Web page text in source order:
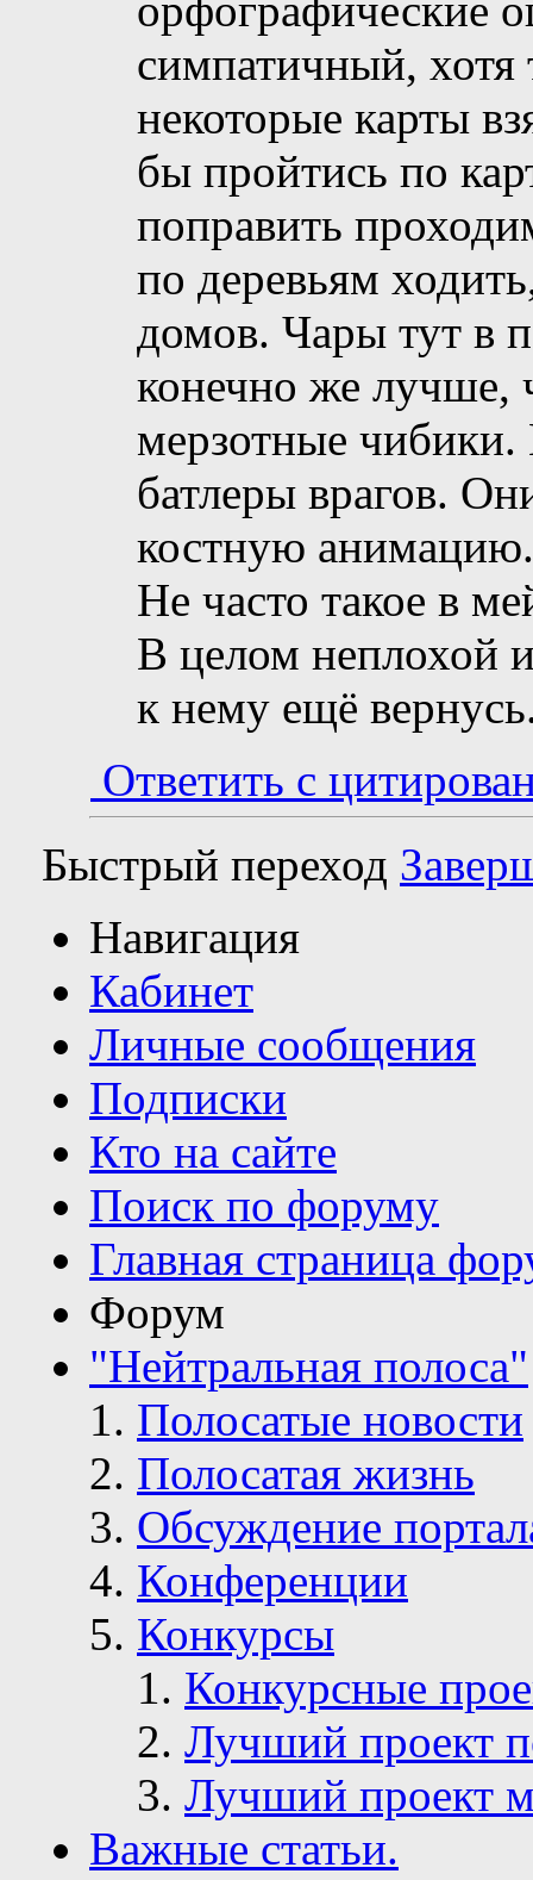
симпатичный,
некоторые карты
бы пройтись по
поправить
по деревьям
домов. Чары тут в
конечно же лучше,
мерзотные
батлеры врагов.
костную
Не часто такое в
В целом неплохой
к нему ещё
Ответить с
Быстрый переход
Навигация
Кабинет
Личные сообщения
Подписки
Кто на сайте
Поиск по форуму
Главная страница
Форум
"Нейтральная полоса"
Полосатые новости
Полосатая жизнь
Обсуждение
Конференции
Конкурсы
Конкурсные
Лучший проект
Лучший проект
Важные статьи.